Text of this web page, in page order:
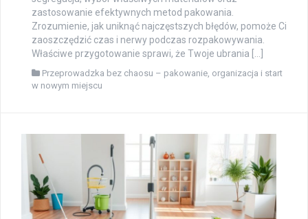
zastosowanie efektywnych metod pakowania.
Zrozumienie, jak uniknąć najczęstszych błędów, pomoże Ci
zaoszczędzić czas i nerwy podczas rozpakowywania.
Właściwe przygotowanie sprawi, że Twoje ubrania […]
Przeprowadzka bez chaosu – pakowanie, organizacja i start
w nowym miejscu